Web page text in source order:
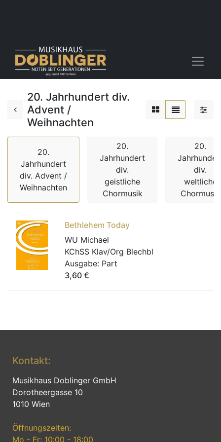
20. Jahrhundert div.
Advent /
Weihnachten
20.
Jahrhundert
div. Advent /
Weihnachten
20.
Jahrhundert
div.
geistliche
Chormusik
20.
div.
weltliche
Chormusik
Bethlehem Today
WU Michael
KChSS Klav/Org Blechbl
Ausgabe: Part
3,60 €
Kontakt:
Musikhaus Doblinger GmbH
Dorotheergasse 10
1010 Wien
Öffnungszeiten:
Mo - Fr: 10:00 - 18:00